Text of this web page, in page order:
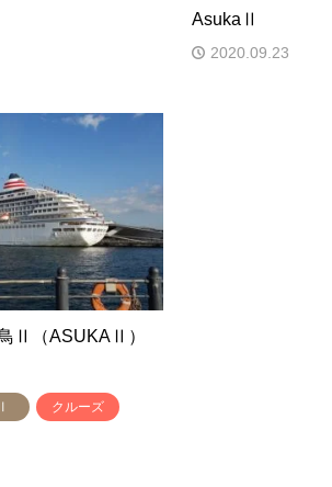
AsukaⅡ
2020.09.23
Ⅱ（ASUKAⅡ）
クルーズ